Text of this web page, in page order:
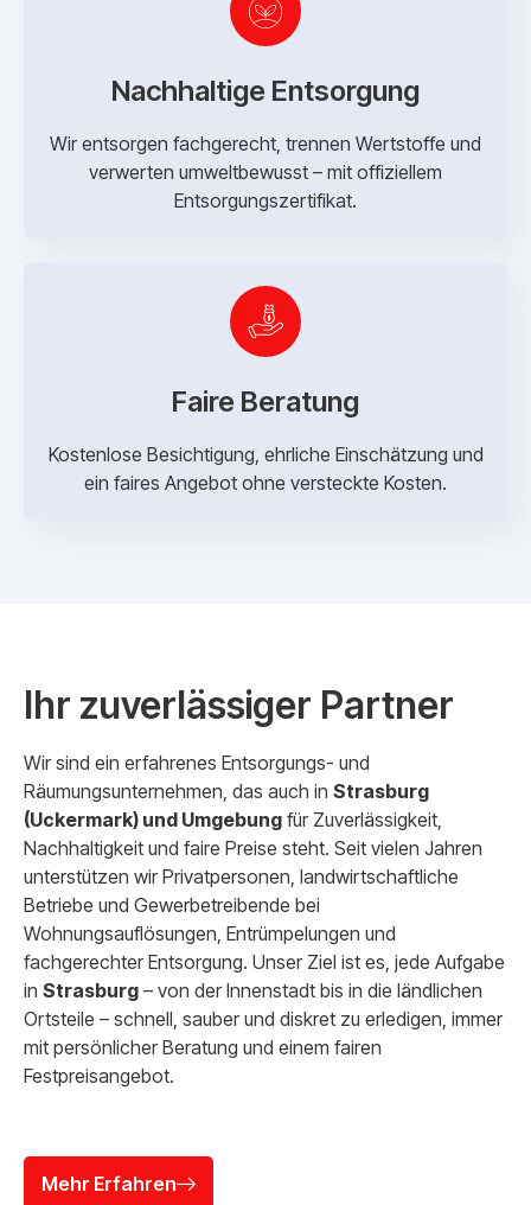
Nachhaltige Entsorgung
Wir entsorgen fachgerecht, trennen Wertstoffe und
verwerten umweltbewusst – mit offiziellem
Entsorgungszertifikat.
Faire Beratung
Kostenlose Besichtigung, ehrliche Einschätzung und
ein faires Angebot ohne versteckte Kosten.
Ihr zuverlässiger Partner
Wir sind ein erfahrenes Entsorgungs- und
Räumungsunternehmen, das auch in Strasburg
(Uckermark) und Umgebung für Zuverlässigkeit,
Nachhaltigkeit und faire Preise steht. Seit vielen Jahren
unterstützen wir Privatpersonen, landwirtschaftliche
Betriebe und Gewerbetreibende bei
Wohnungsauflösungen, Entrümpelungen und
fachgerechter Entsorgung. Unser Ziel ist es, jede Aufgabe
in Strasburg – von der Innenstadt bis in die ländlichen
Ortsteile – schnell, sauber und diskret zu erledigen, immer
mit persönlicher Beratung und einem fairen
Festpreisangebot.
Mehr Erfahren